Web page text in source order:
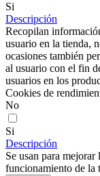
Si
Descripción
Recopilan
usuario en la tienda,
ocasiones también
al usuario con el fin
usuarios en los
Cookies de
No
Si
Descripción
Se usan para
funcionamiento de la